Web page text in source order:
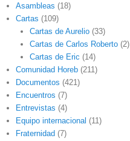
Asambleas (18)
Cartas (109)
Cartas de Aurelio(33)
Cartas de Carlos Roberto(2)
Cartas de Eric (14)
Comunidad Horeb (211)
Documentos (421)
Encuentros (7)
Entrevistas (4)
Equipo internacional (11)
Fraternidad (7)